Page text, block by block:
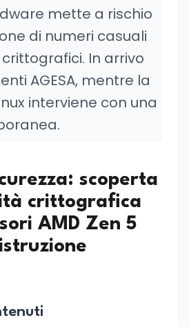
mette a rischio
di numeri casuali
In arrivo
AGESA, mentre la
interviene con una
scoperta
crittografica
AMD Zen 5